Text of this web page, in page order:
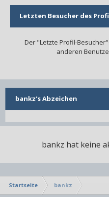
Letzten Besucher des
Der "Letzte Profil-
anderen
bankz's Abzeichen
bankz hat keine
Startseite bankz